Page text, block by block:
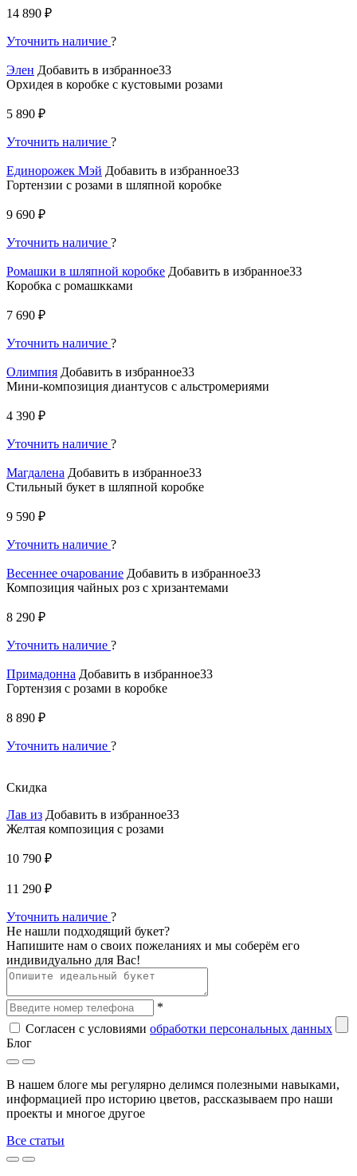
14 890 ₽
Уточнить наличие ?
Элен Добавить в избранное33
Орхидея в коробке с кустовыми розами
5 890 ₽
Уточнить наличие ?
Единорожек Мэй Добавить в избранное33
Гортензии с розами в шляпной коробке
9 690 ₽
Уточнить наличие ?
Ромашки в шляпной коробке Добавить в избранное33
Коробка с ромашкками
7 690 ₽
Уточнить наличие ?
Олимпия Добавить в избранное33
Мини-композиция диантусов с альстромериями
4 390 ₽
Уточнить наличие ?
Магдалена Добавить в избранное33
Стильный букет в шляпной коробке
9 590 ₽
Уточнить наличие ?
Весеннее очарование Добавить в избранное33
Композиция чайных роз с хризантемами
8 290 ₽
Уточнить наличие ?
Примадонна Добавить в избранное33
Гортензия с розами в коробке
8 890 ₽
Уточнить наличие ?
Скидка
Лав из Добавить в избранное33
Желтая композиция с розами
10 790 ₽
11 290 ₽
Уточнить наличие ?
Не нашли подходящий букет?
Напишите нам о своих пожеланиях и мы соберём его
индивидуально для Вас!
*
Согласен с условиями обработки персональных данных
Блог
В нашем блоге мы регулярно делимся полезными навыками,
информацией про историю цветов, рассказываем про наши
проекты и многое другое
Все статьи